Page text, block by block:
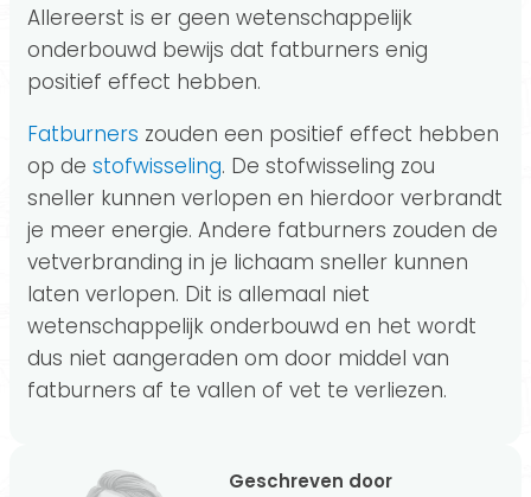
Allereerst is er geen wetenschappelijk
onderbouwd bewijs dat fatburners enig
positief effect hebben.
Fatburners zouden een positief effect hebben
op de stofwisseling. De stofwisseling zou
sneller kunnen verlopen en hierdoor verbrandt
je meer energie. Andere fatburners zouden de
vetverbranding in je lichaam sneller kunnen
laten verlopen. Dit is allemaal niet
wetenschappelijk onderbouwd en het wordt
dus niet aangeraden om door middel van
fatburners af te vallen of vet te verliezen.
Geschreven door